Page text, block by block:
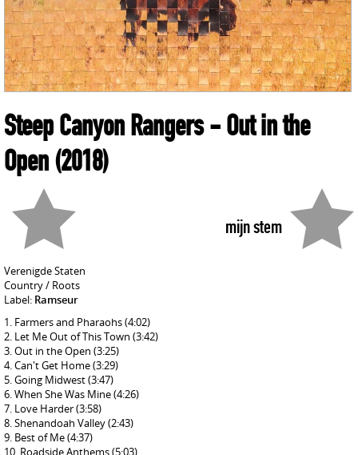
Steep Canyon Rangers- Out in the
Open(2018)
mijn stem
Verenigde Staten
Country / Roots
Label: Ramseur
Farmers and Pharaohs(4:02)
Let Me Out of This Town (3:42)
Out in the Open (3:25)
Can't Get Home(3:29)
Going Midwest(3:47)
When She Was Mine(4:26)
Love Harder(3:58)
Shenandoah Valley(2:43)
Best of Me(4:37)
Roadside Anthems(5:03)